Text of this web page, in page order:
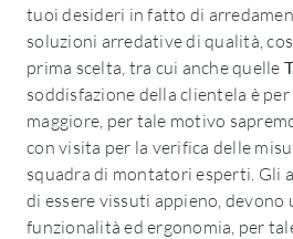
tuoi desideri in fatto di
soluzioni arredative di qualità,
prima scelta, tra cui anche quelle
soddisfazione della clientela è
maggiore, per tale motivo
con visita per la verifica delle
squadra di montatori esperti. Gli
di essere vissuti appieno, devono
funzionalità ed ergonomia, per